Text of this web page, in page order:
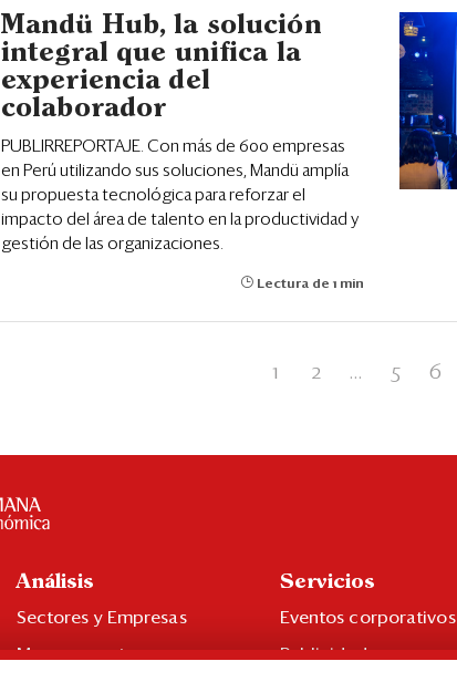
Mandü Hub, la solución
integral que unifica la
experiencia del
colaborador
PUBLIRREPORTAJE. Con más de 600 empresas
en Perú utilizando sus soluciones, Mandü amplía
su propuesta tecnológica para reforzar el
impacto del área de talento en la productividad y
gestión de las organizaciones.
Lectura de 1 min
1 2 ... 5 6
Análisis
Sectores y Empresas
Management
Servicios
Eventos corporativos
Publicidad